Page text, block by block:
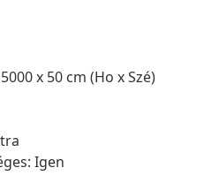
x 50 cm (Ho x Szé)
Igen